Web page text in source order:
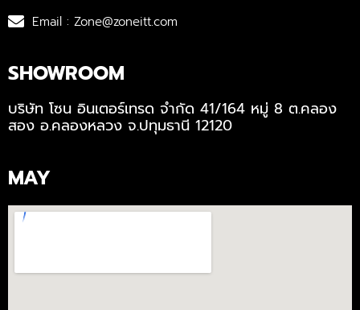
Email : Zone@zoneitt.com
SHOWROOM
บริษัท โซน อินเตอร์เทรด จำกัด 41/164 หมู่ 8 ต.คลอง
สอง อ.คลองหลวง จ.ปทุมธานี 12120
MAY